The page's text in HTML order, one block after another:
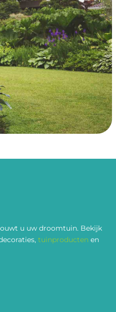
u uw droomtuin. Bekijk
tuinproducten en